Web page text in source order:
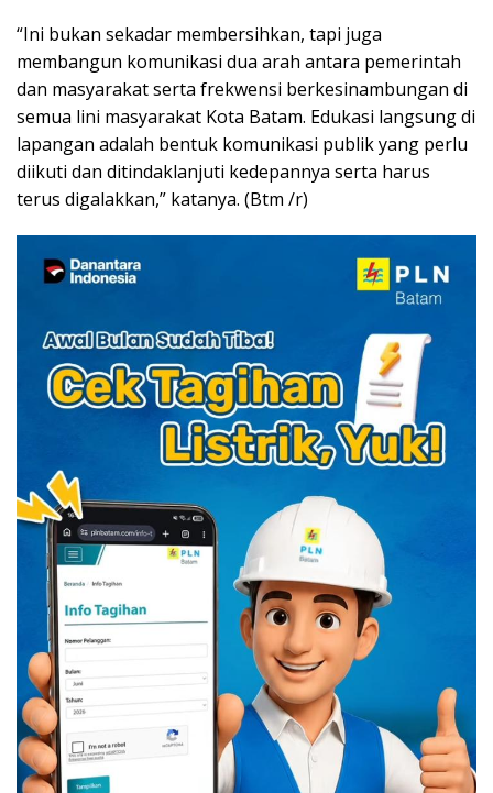
“Ini bukan sekadar membersihkan, tapi juga
membangun komunikasi dua arah antara pemerintah
dan masyarakat serta frekwensi berkesinambungan di
semua lini masyarakat Kota Batam. Edukasi langsung di
lapangan adalah bentuk komunikasi publik yang perlu
diikuti dan ditindaklanjuti kedepannya serta harus
terus digalakkan,” katanya. (Btm /r)